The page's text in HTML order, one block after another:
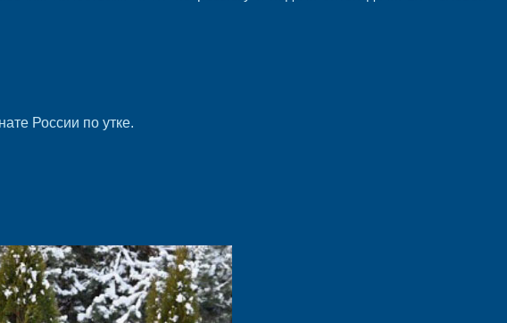
России по утке.